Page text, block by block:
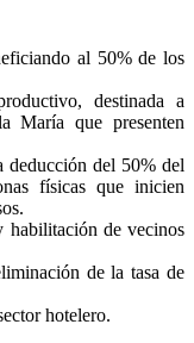
al 50% de los
destinada a
María que presenten
deducción del 50% del
físicas que inicien
habilitación de vecinos
de la tasa de
hotelero.